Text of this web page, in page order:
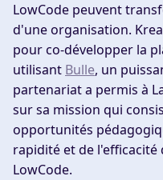
LowCode peuvent
d'une organisation.
pour co-développer la
utilisant Bulle, un
partenariat a permis à
sur sa mission qui
opportunités
rapidité et de
LowCode.